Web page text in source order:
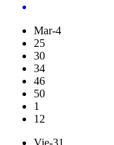
Mar-4
25
30
34
46
50
1
12